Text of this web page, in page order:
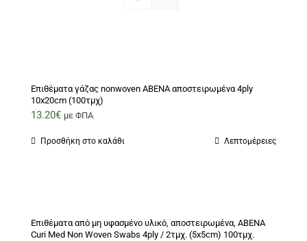
Επιθέματα γάζας nonwoven ABENA αποστειρωμένα 4ply
10x20cm (100τμχ)
13.20€ με ΦΠΑ
Προσθήκη στο καλάθι Λεπτομέρειες
Επιθέματα από μη υφασμένο υλικό, αποστειρωμένα, ABENA
Curi Med Non Woven Swabs 4ply / 2τμχ. (5x5cm) 100τμχ.